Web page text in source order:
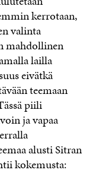
kerrotaan,
valinta
mahdollinen
lailla
eivätkä
teemaan
piili
ja vapaa
alusti Sitran
kokemusta: